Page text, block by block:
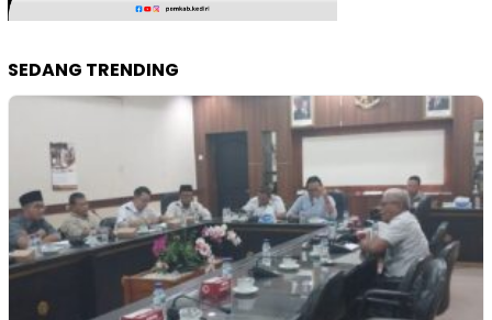
SEDANG TRENDING